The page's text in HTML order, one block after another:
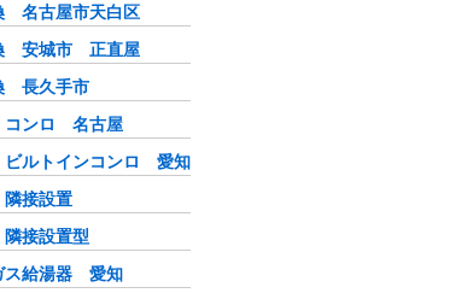
名古屋市天白区
安城市 正直屋
長久手市
ンロ 名古屋
ルトインコンロ 愛知
接設置
接設置型
ス給湯器 愛知